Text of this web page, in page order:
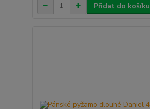
Přidat do košíku